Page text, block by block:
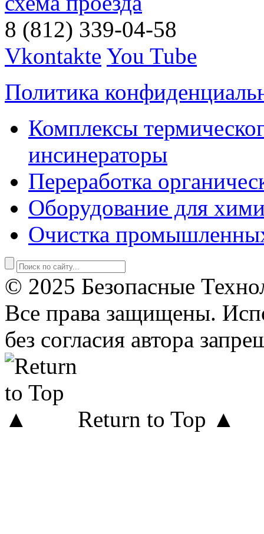
8 (812) 339-04-58
Vkontakte You Tube
Политика
Комплексы
инсинераторы
Переработка
Оборудование для
Очистка
© 2025 Безопасные
Все права защищены.
без согласия автора
Return to Top ▲